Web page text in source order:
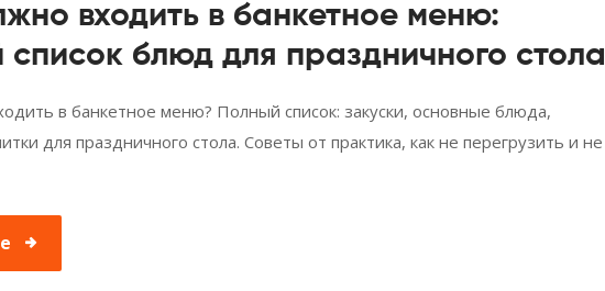
входить в банкетное меню:
список блюд для праздничного стола
в банкетное меню? Полный список: закуски, основные блюда,
для праздничного стола. Советы от практика, как не перегрузить и не